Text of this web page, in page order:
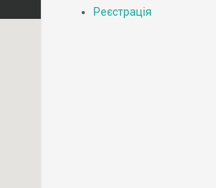
Реєстрація